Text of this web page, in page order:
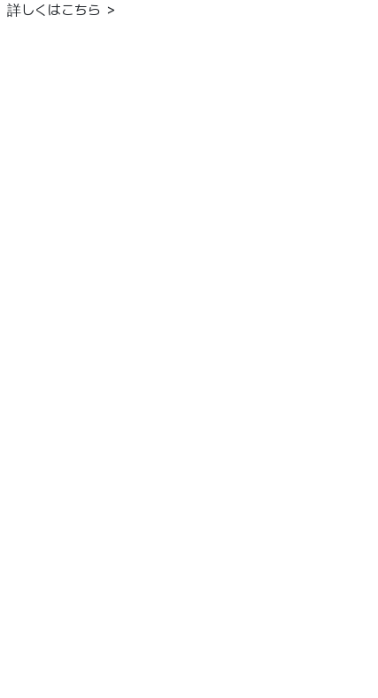
詳しくはこちら ＞